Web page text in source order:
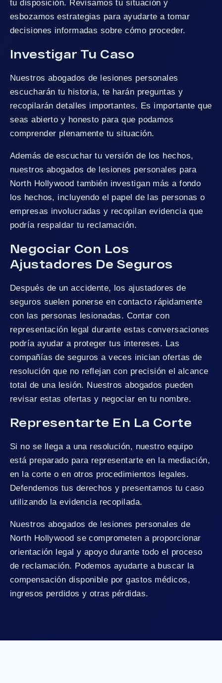
tu disposición. Revisamos tu situación y
esbozamos estrategias para ayudarte a tomar
decisiones informadas sobre cómo proceder.
Investigar Tu Caso
Nuestros abogados de lesiones personales
escucharán tu historia, te harán preguntas y
recopilarán detalles importantes. Es importante que
seas abierto y honesto para que podamos
comprender plenamente tu situación.
Además de escuchar tu versión de los hechos,
nuestros abogados de lesiones personales para
North Hollywood también investigan más a fondo
los hechos, incluyendo el papel de las personas o
empresas involucradas y recopilan evidencia que
podría respaldar tu reclamación.
Negociar Con Los
Ajustadores De Seguros
Después de un accidente, los ajustadores de
seguros suelen ponerse en contacto rápidamente
con las personas lesionadas. Contar con
representación legal durante estas conversaciones
podría ayudar a proteger tus intereses. Las
compañías de seguros a veces inician ofertas de
resolución que no reflejan con precisión el alcance
total de una lesión. Nuestros abogados pueden
revisar estas ofertas y negociar en tu nombre.
Representarte En La Corte
Si no se llega a una resolución, nuestro equipo
está preparado para representarte en la mediación,
en la corte o en otros procedimientos legales.
Defendemos tus derechos y presentamos tu caso
utilizando la evidencia recopilada.
Nuestros abogados de lesiones personales de
North Hollywood se comprometen a proporcionar
orientación legal y apoyo durante todo el proceso
de reclamación. Podemos ayudarte a buscar la
compensación disponible por gastos médicos,
ingresos perdidos y otras pérdidas.